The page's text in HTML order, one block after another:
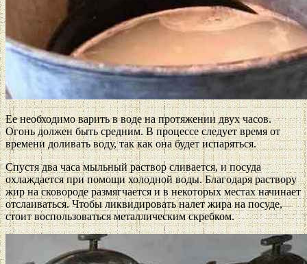
Ее необходимо варить в воде на протяжении двух часов.
Огонь должен быть средним. В процессе следует время от
времени доливать воду, так как она будет испаряться.
Спустя два часа мыльный раствор сливается, и посуда
охлаждается при помощи холодной воды. Благодаря раствору
жир на сковороде размягчается и в некоторых местах начинает
отслаиваться. Чтобы ликвидировать налет жира на посуде,
стоит воспользоваться металлическим скребком.